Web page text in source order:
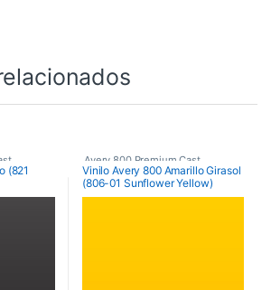
(821
Avery 800 Premium Cast
Vinilo Avery 800 Amarillo Girasol
(806-01 Sunflower Yellow)